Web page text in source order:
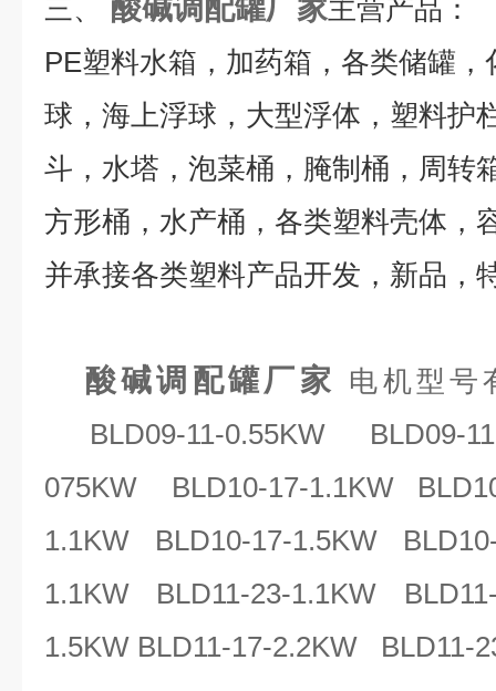
三、 酸碱调配罐厂家主营产品：
PE塑料水箱，加药箱，各类储罐
球，海上浮球，大型浮体，塑料护
斗，水塔，泡菜桶，腌制桶，周转
方形桶，水产桶，各类塑料壳体，
并承接各类塑料产品开发，新品，
酸碱调配罐厂家
电机型号
BLD09-11-0.55KW BLD09-
075KW BLD10-17-1.1KW
1.1KW BLD10-17-1.5KW
1.1KW BLD11-23-1.1KW
1.5KW BLD11-17-2.2KW BLD11-